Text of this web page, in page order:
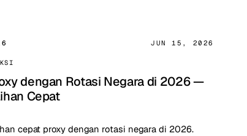
JUN 15, 2026
dengan Rotasi Negara di 2026 —
Cepat
cepat proxy dengan rotasi negara di 2026.